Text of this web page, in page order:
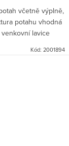
včetně výplně,
potahu vhodná
venkovní lavice
Kód: 2001894